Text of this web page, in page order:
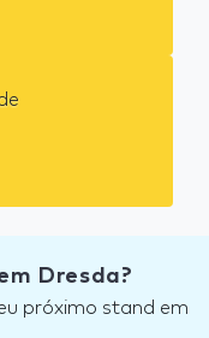
Dresda?
próximo stand em